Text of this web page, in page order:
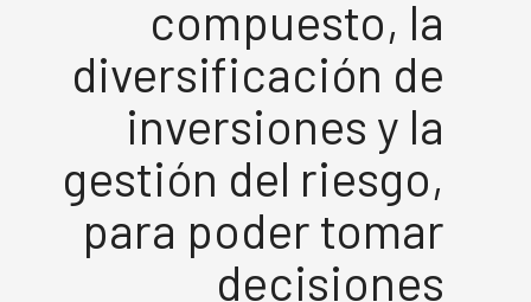
compuesto, la
diversificación de
inversiones y la
gestión del riesgo,
para poder tomar
decisiones